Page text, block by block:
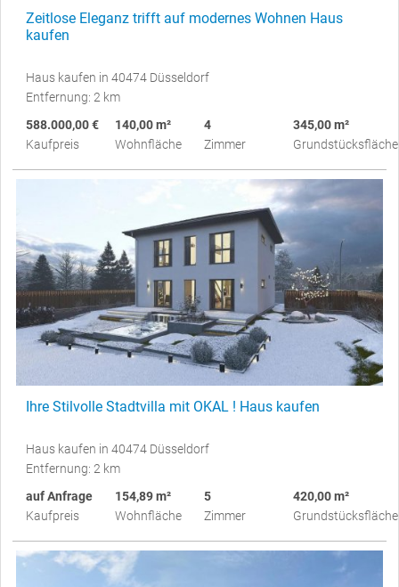
Zeitlose Eleganz trifft auf modernes Wohnen Haus
kaufen
Haus kaufen in 40474 Düsseldorf
Entfernung: 2 km
588.000,00 €
Kaufpreis
140,00 m²
Wohnfläche
4
Zimmer
345,00 m²
Grundstücksfläche
Ihre Stilvolle Stadtvilla mit OKAL ! Haus kaufen
Haus kaufen in 40474 Düsseldorf
Entfernung: 2 km
auf Anfrage
Kaufpreis
154,89 m²
Wohnfläche
5
Zimmer
420,00 m²
Grundstücksfläche